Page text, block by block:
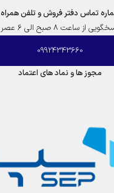
تماس دفتر فروش و تلفن همراه
از ساعت 8 صبح الی 6 عصر
09924343660
مجوز ها و نماد های اعتماد